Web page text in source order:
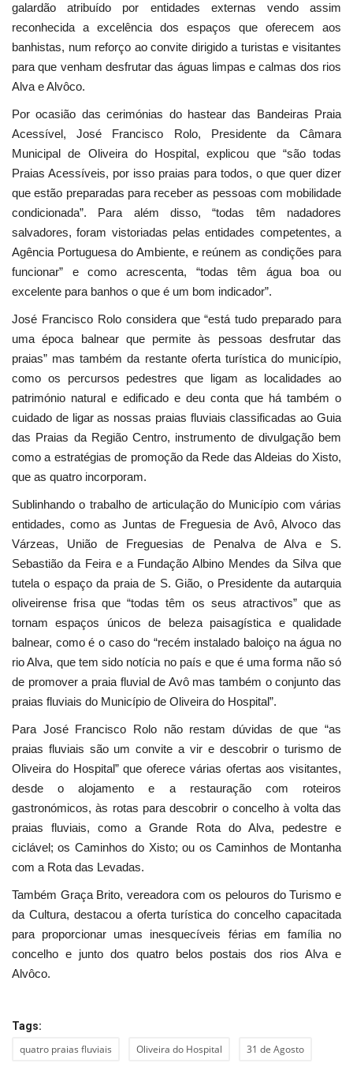
galardão atribuído por entidades externas vendo assim
reconhecida a excelência dos espaços que oferecem aos
banhistas, num reforço ao convite dirigido a turistas e visitantes
para que venham desfrutar das águas limpas e calmas dos rios
Alva e Alvôco.
Por ocasião das cerimónias do hastear das Bandeiras Praia
Acessível, José Francisco Rolo, Presidente da Câmara
Municipal de Oliveira do Hospital, explicou que “são todas
Praias Acessíveis, por isso praias para todos, o que quer dizer
que estão preparadas para receber as pessoas com mobilidade
condicionada”. Para além disso, “todas têm nadadores
salvadores, foram vistoriadas pelas entidades competentes, a
Agência Portuguesa do Ambiente, e reúnem as condições para
funcionar” e como acrescenta, “todas têm água boa ou
excelente para banhos o que é um bom indicador”.
José Francisco Rolo considera que “está tudo preparado para
uma época balnear que permite às pessoas desfrutar das
praias” mas também da restante oferta turística do município,
como os percursos pedestres que ligam as localidades ao
património natural e edificado e deu conta que há também o
cuidado de ligar as nossas praias fluviais classificadas ao Guia
das Praias da Região Centro, instrumento de divulgação bem
como a estratégias de promoção da Rede das Aldeias do Xisto,
que as quatro incorporam.
Sublinhando o trabalho de articulação do Município com várias
entidades, como as Juntas de Freguesia de Avô, Alvoco das
Várzeas, União de Freguesias de Penalva de Alva e S.
Sebastião da Feira e a Fundação Albino Mendes da Silva que
tutela o espaço da praia de S. Gião, o Presidente da autarquia
oliveirense frisa que “todas têm os seus atractivos” que as
tornam espaços únicos de beleza paisagística e qualidade
balnear, como é o caso do “recém instalado baloiço na água no
rio Alva, que tem sido notícia no país e que é uma forma não só
de promover a praia fluvial de Avô mas também o conjunto das
praias fluviais do Município de Oliveira do Hospital”.
Para José Francisco Rolo não restam dúvidas de que “as
praias fluviais são um convite a vir e descobrir o turismo de
Oliveira do Hospital” que oferece várias ofertas aos visitantes,
desde o alojamento e a restauração com roteiros
gastronómicos, às rotas para descobrir o concelho à volta das
praias fluviais, como a Grande Rota do Alva, pedestre e
ciclável; os Caminhos do Xisto; ou os Caminhos de Montanha
com a Rota das Levadas.
Também Graça Brito, vereadora com os pelouros do Turismo e
da Cultura, destacou a oferta turística do concelho capacitada
para proporcionar umas inesquecíveis férias em família no
concelho e junto dos quatro belos postais dos rios Alva e
Alvôco.
Tags:
quatro praias fluviais Oliveira do Hospital 31 de Agosto